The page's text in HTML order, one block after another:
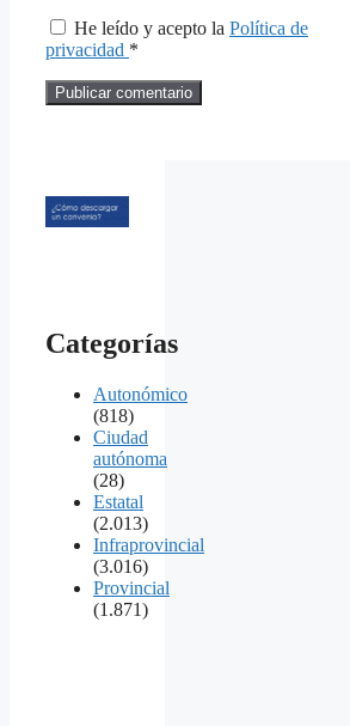
He leído y acepto la Política de
privacidad *
Categorías
Autonómico
(818)
Ciudad
autónoma
(28)
Estatal
(2.013)
Infraprovincial
(3.016)
Provincial
(1.871)